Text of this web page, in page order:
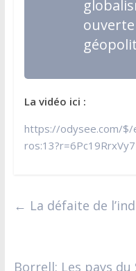
La vidéo ici :
https://odysee.com/$/
← La défaite de
Borrell: Les pays